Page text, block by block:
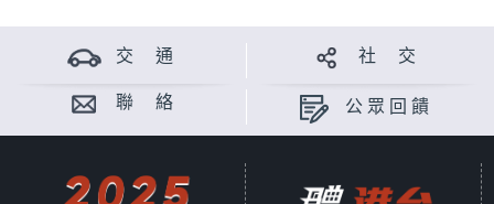
交 通 社 交
聯 絡 公眾回饋